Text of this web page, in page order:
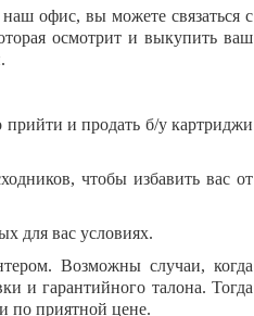
офис, вы можете связаться с
осмотрит и выкупить ваш
и продать б/у картриджи
чтобы избавить вас от
для вас условиях.
Возможны случаи, когда
и гарантийного талона. Тогда
по приятной цене.